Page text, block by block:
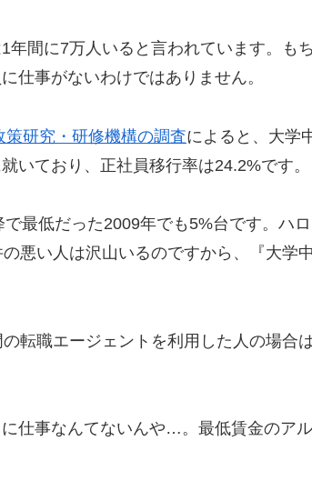
年間に7万人いると言われています。も
仕事がないわけではありません。
研究・研修機構の調査によると、大学
いており、正社員移行率は24.2%です。
最低だった2009年でも5%台です。ハ
の悪い人は沢山いるのですから、『大学
転職エージェントを利用した人の場合
に仕事なんてないんや…。最低賃金のア